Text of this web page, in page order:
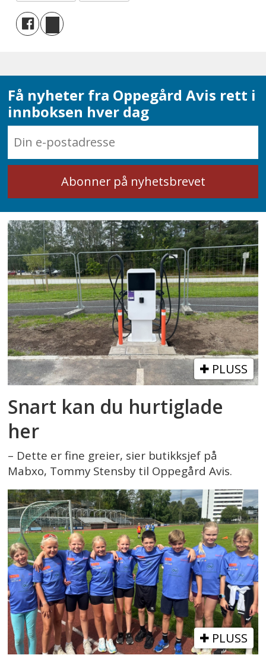
Få nyheter fra Oppegård Avis rett i
innboksen hver dag
PLUSS
Snart kan du hurtiglade
her
– Dette er fine greier, sier butikksjef på
Mabxo, Tommy Stensby til Oppegård Avis.
PLUSS